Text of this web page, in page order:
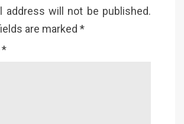
address will not be published.
are marked *
*